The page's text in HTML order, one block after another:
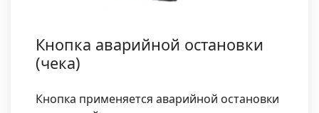
Кнопка аварийной остановки
(чека)
Кнопка применяется аварийной остановки